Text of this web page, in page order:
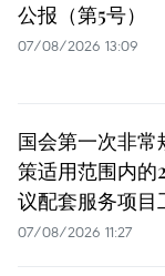
公报（第5号）
07/08/2026 13:09
国会第一次非
策适用范围内的
议配套服务项目
07/08/2026 11:27